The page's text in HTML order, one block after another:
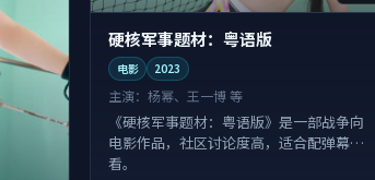
硬核军事题材：粤语版
电影 2023
主演：杨幂、王一博 等
《硬核军事题材：粤语版》是一部战争向
电影作品，社区讨论度高，适合配弹幕观
看。